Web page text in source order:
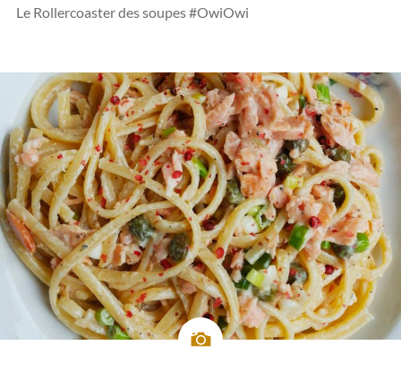
Le Rollercoaster des soupes #OwiOwi